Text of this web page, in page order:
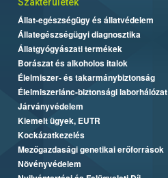
Állat-egészségügy és állatvédelem
Állategészségügyi diagnosztika
Állatgyógyászati termékek
Borászat és alkoholos italok
Élelmiszer- és takarmánybiztonság
Élelmiszerlánc-biztonsági laborhálózat
Járványvédelem
Kiemelt ügyek, EUTR
Kockázatkezelés
Mezőgazdasági genetikai erőforrások
Növényvédelem